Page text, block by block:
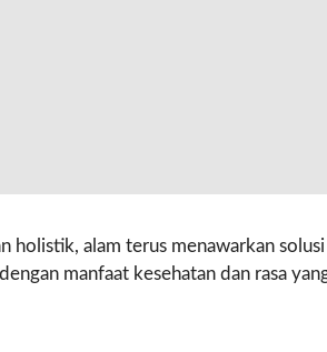
holistik, alam terus menawarkan
manfaat kesehatan dan rasa